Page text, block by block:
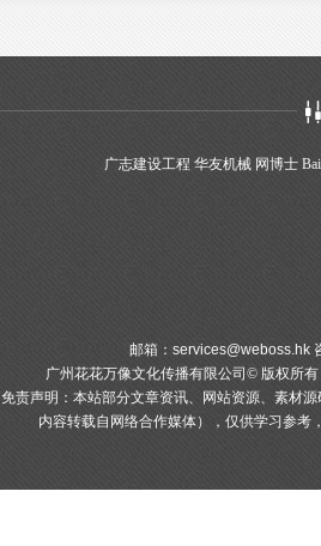
广志建设工程 华友机械 网博士
邮箱： services@weboss.hk
广州花花万像文化传播有限公司© 版权所有
免责声明：本站部分文章资讯、网站资源、素材
内容转载自网络合作媒体），仅供学习参